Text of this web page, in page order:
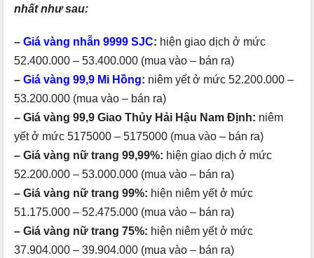
nhất như sau:
– Giá vàng nhẫn 9999 SJC: hiện giao dịch ở mức
52.400.000 – 53.400.000 (mua vào – bán ra)
– Giá vàng 99,9 Mi Hồng: niêm yết ở mức 52.200.000 –
53.200.000 (mua vào – bán ra)
– Giá vàng 99,9 Giao Thủy Hải Hậu Nam Định: niêm
yết ở mức 5175000 – 5175000 (mua vào – bán ra)
– Giá vàng nữ trang 99,99%: hiện giao dịch ở mức
52.200.000 – 53.000.000 (mua vào – bán ra)
– Giá vàng nữ trang 99%: hiện niêm yết ở mức
51.175.000 – 52.475.000 (mua vào – bán ra)
– Giá vàng nữ trang 75%: hiện niêm yết ở mức
37.904.000 – 39.904.000 (mua vào – bán ra)